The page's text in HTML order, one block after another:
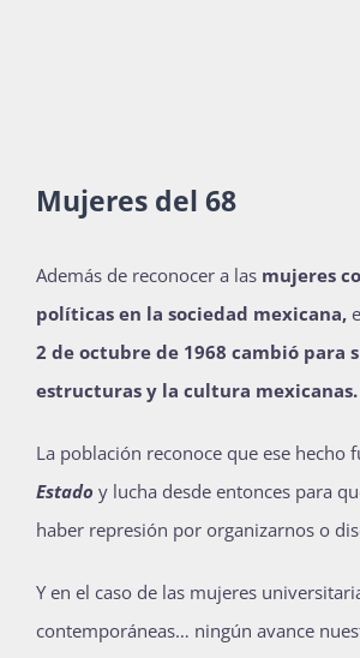
Mujeres del 68
Además de reconocer a las mujeres
políticas en la sociedad mexicana,
2 de octubre de 1968 cambió para
estructuras y la cultura mexicanas.
La población reconoce que ese hecho
Estado y lucha desde entonces para
haber represión por organizarnos o
Y en el caso de las mujeres
contemporáneas… ningún avance